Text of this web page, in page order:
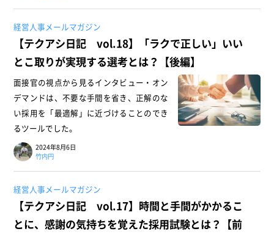
経営人事メールマガジン
【テクアシ日記 vol.18】「ラクで正しい」いい
とこ取りが実現する選考とは？【後編】
面接官の視点から見るインタビュー・オン
デマンドは、不要な手間を省き、正解のな
い採用を「最適解」に近づけることのでき
るツールでした。
2024年8月6日
竹内円
経営人事メールマガジン
【テクアシ日記 vol.17】時間と手間がかかるこ
とに、感謝の気持ちを覚えた採用試験とは？【前